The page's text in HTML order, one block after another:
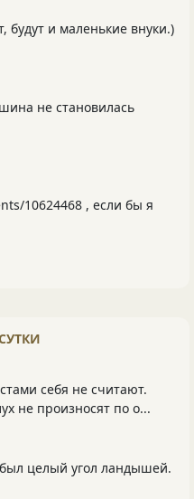
будут и маленькие внуки.)
не становилась
10624468 , если бы я
себя не считают.
не произносят по о...
целый угол ландышей.